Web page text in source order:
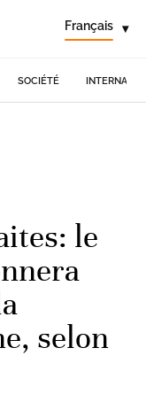
Français ▾
SOCIÉTÉ
le
selon